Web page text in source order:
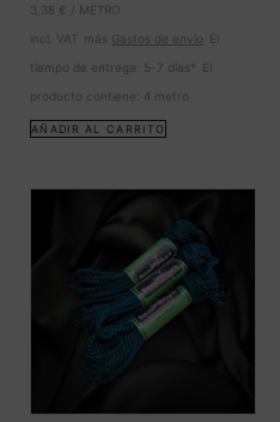
3,38 €
METRO
incl. VAT
más Gastos de envío El
tiempo de entrega: 5-7 días*
El
producto contiene: 4 metro
AÑADIR AL CARRITO